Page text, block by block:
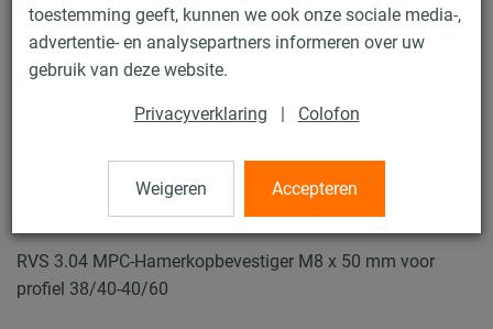
toestemming geeft, kunnen we ook onze sociale media-,
advertentie- en analysepartners informeren over uw
gebruik van deze website.
Privacyverklaring | Colofon
Weigeren Accepteren
Producten Bevestigingstechniek
Ventilatiebevestiging
Edelstahl-Produkte für die Lüftungsbefestigung
MPC Hamerkopbevestigers
11 / 54
MPC Hamerkopbevestigers
RVS 3.04 MPC-Hamerkopbevestiger M8 x 50 mm voor
profiel 38/40-40/60